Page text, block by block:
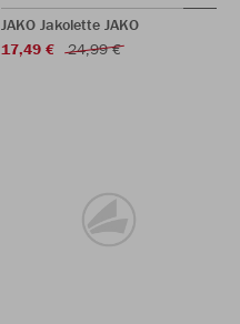
JAKO Jakolette JAKO
17,49 €
24,99 €